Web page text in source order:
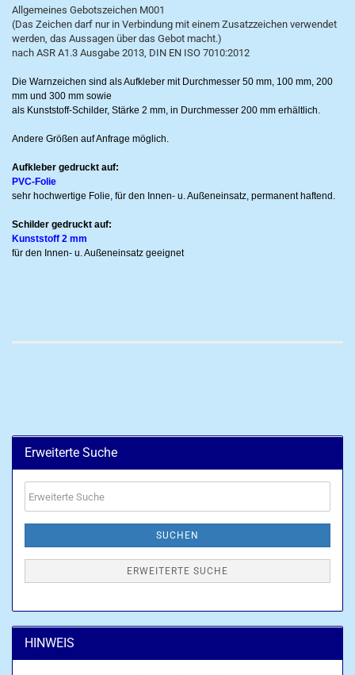
Allgemeines Gebotszeichen M001
(Das Zeichen darf nur in Verbindung mit einem Zusatzzeichen verwendet
werden, das Aussagen über das Gebot macht.)
nach ASR A1.3 Ausgabe 2013, DIN EN ISO 7010:2012
Die Warnzeichen sind als Aufkleber mit Durchmesser 50 mm, 100 mm, 200
mm und 300 mm sowie
als Kunststoff-Schilder, Stärke 2 mm, in Durchmesser 200 mm erhältlich.
Andere Größen auf Anfrage möglich.
Aufkleber gedruckt auf:
PVC-Folie
sehr hochwertige Folie, für den Innen- u. Außeneinsatz, permanent haftend.
Schilder gedruckt auf:
Kunststoff 2 mm
für den Innen- u. Außeneinsatz geeignet
Erweiterte Suche
Suche
SUCHEN
ERWEITERTE SUCHE
HINWEIS